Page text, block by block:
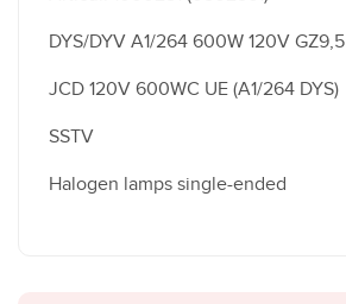
DYS/DYV A1/264 600W 120V GZ9,5
JCD 120V 600WC UE (A1/264 DYS)
SSTV
Halogen lamps single-ended